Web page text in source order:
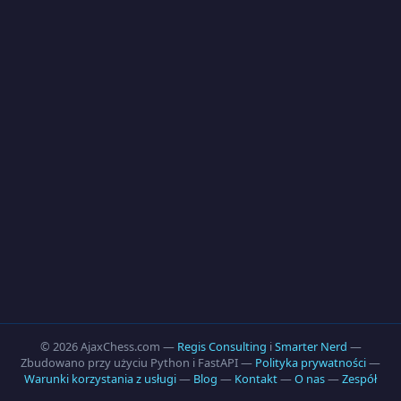
© 2026 AjaxChess.com — Regis Consulting iSmarter Nerd —
Zbudowano przy użyciu Python i FastAPI — Polityka prywatności—
Warunki korzystania z usługi— Blog — Kontakt—O nas—Zespół